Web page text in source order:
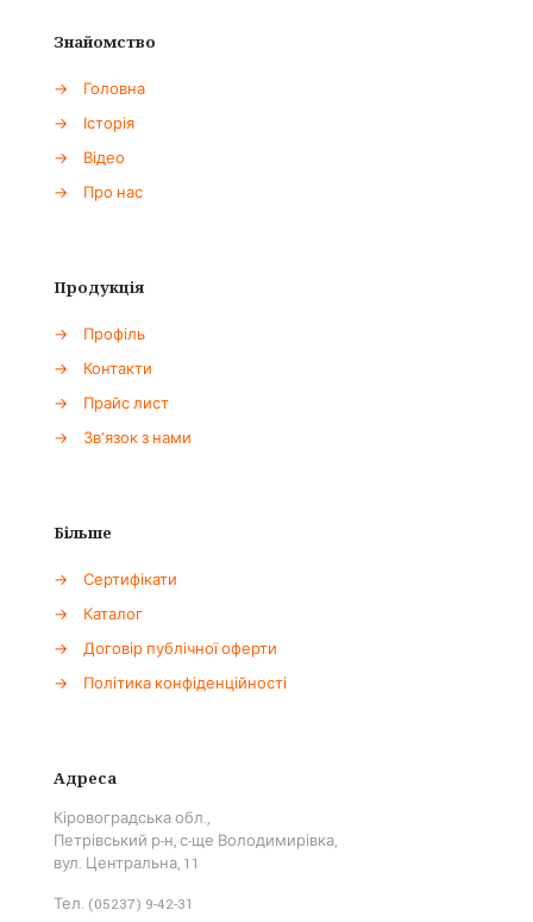
Знайомство
→
Головна
→
Історія
→
Відео
→
Про нас
Продукція
→
Профіль
→
Контакти
→
Прайс лист
→
Зв'язок з нами
Більше
→
Сертифікати
→
Каталог
→
Договір публічної оферти
→
Політика конфіденційності
Адреса
Кіровоградська обл.,
Петрівський р-н, с-ще Володимирівка,
вул. Центральна, 11
Тел. (05237) 9-42-31